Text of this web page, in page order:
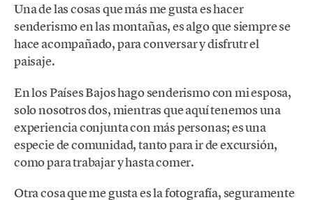
Una de las cosas que más me gusta es hacer
senderismo en las montañas, es algo que siempre se
hace acompañado, para conversar y disfrutr el
paisaje.
En los Países Bajos hago senderismo con mi esposa,
solo nosotros dos, mientras que aquí tenemos una
experiencia conjunta con más personas; es una
especie de comunidad, tanto para ir de excursión,
como para trabajar y hasta comer.
Otra cosa que me gusta es la fotografía, seguramente